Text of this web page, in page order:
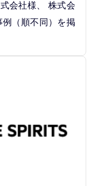
会社様、 株式会
（順不同）を掲